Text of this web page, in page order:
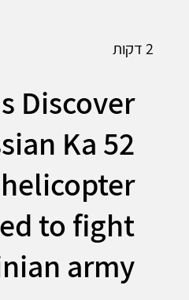
2 דקות
Discover
Ka 52
to fight
army